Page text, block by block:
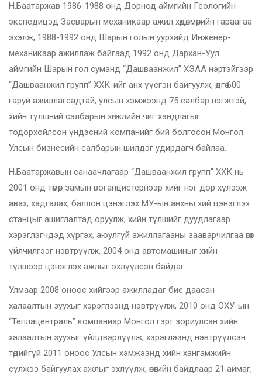
Н.Баатаржав 1986-1988 онд Дорнод аймгийн Геологийн
экспедицэд Засварын механикаар ажил хөдөлмөрийн гараагаа
эхэлж, 1988-1992 онд Шарын голын уурхайд Инженер-
механикаар ажиллаж байгаад 1992 онд Дархан-Уул
аймгийн Шарын гол суманд “Дашваанжил” ХЭАА нэртэйгээр
“Дашваанжил групп” ХХК-ийг анх үүсгэн байгуулж, өдгөө 600
гаруй ажиллагсадтай, улсын хэмжээнд 75 салбар нэгжтэй,
хийн түлшний салбарын хөгжлийн чиг хандлагыг
тодорхойлсон үндэсний компанийг бий болгосон Монгол
Улсын бизнесийн салбарын шилдэг удирдагч байлаа.
Н.Баатаржавын санаачлагаар “Дашваанжил групп” ХХК нь
2001 онд төмөр замын воганцистернээр хийг нэг дор хүлээж
авах, хадгалах, баллон цэнэглэх МУ-ын анхны хий цэнэглэх
станцыг ашиглалтад оруулж, хийн түлшийг дуудлагаар
хэрэглэгчдэд хүргэх, аюулгүй ажиллагааны зааварчилгаа өгөх
үйлчилгээг нэвтрүүлж, 2004 онд автомашиныг хийн
түлшээр цэнэглэх ажлыг эхлүүлсэн байдаг.
Улмаар 2008 оноос хийгээр ажилладаг бие даасан
халаалтын зуухыг хэрэглээнд нэвтрүүлж, 2010 онд ОХУ-ын
“Теплацентраль” компаниар Монгол гэрт зориулсан хийн
халаалтын зуухыг үйлдвэрлүүлж, хэрэглээнд нэвтрүүлсэн
төдийгүй 2011 оноос Улсын хэмжээнд хийн хангамжийн
сүлжээ байгуулах ажлыг эхлүүлж, өнөөгийн байдлаар 21 аймаг,